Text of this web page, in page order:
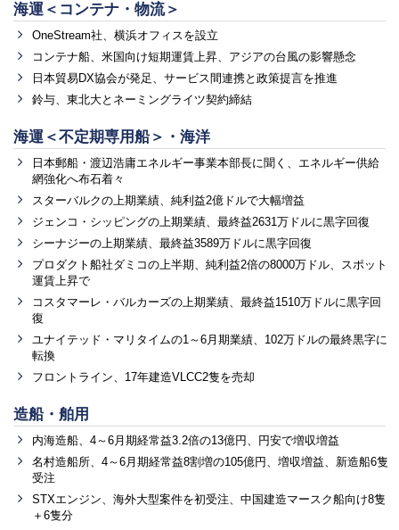
海運＜コンテナ・物流＞
OneStream社、横浜オフィスを設立
コンテナ船、米国向け短期運賃上昇、アジアの台風の影響懸念
日本貿易DX協会が発足、サービス間連携と政策提言を推進
鈴与、東北大とネーミングライツ契約締結
海運＜不定期専用船＞・海洋
日本郵船・渡辺浩庸エネルギー事業本部長に聞く、エネルギー供給
網強化へ布石着々
スターバルクの上期業績、純利益2億ドルで大幅増益
ジェンコ・シッピングの上期業績、最終益2631万ドルに黒字回復
シーナジーの上期業績、最終益3589万ドルに黒字回復
プロダクト船社ダミコの上半期、純利益2倍の8000万ドル、スポット
運賃上昇で
コスタマーレ・バルカーズの上期業績、最終益1510万ドルに黒字回
復
ユナイテッド・マリタイムの1～6月期業績、102万ドルの最終黒字に
転換
フロントライン、17年建造VLCC2隻を売却
造船・舶用
内海造船、4～6月期経常益3.2倍の13億円、円安で増収増益
名村造船所、4～6月期経常益8割増の105億円、増収増益、新造船6隻
受注
STXエンジン、海外大型案件を初受注、中国建造マースク船向け8隻
＋6隻分